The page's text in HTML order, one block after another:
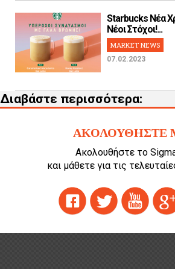
Starbucks Νέα
Νέοι Στόχοι!...
MARKET NEWS
07.02.2023
Διαβάστε περισσότερα:
ΑΚΟΛΟΥΘΗΣΤΕ
Ακολουθήστε το
και μάθετε για τις